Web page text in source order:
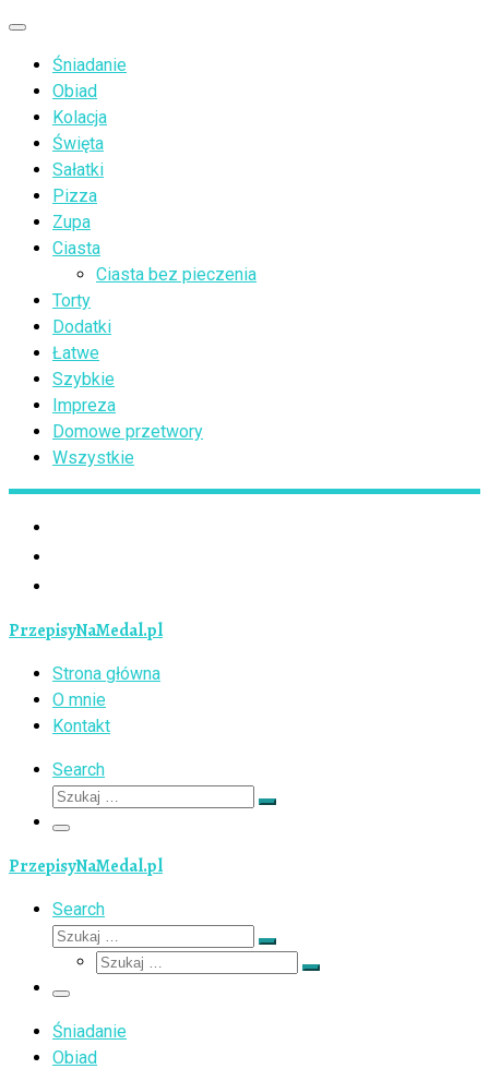
Przejdź
treści
Menu
Śniadanie
Obiad
Kolacja
Święta
Sałatki
Pizza
Zupa
Ciasta
Ciasta bez pieczenia
Torty
Dodatki
Łatwe
Szybkie
Impreza
Domowe przetwory
Wszystkie
PrzepisyNaMedal.pl
Strona główna
O mnie
Kontakt
Search
Szukaj
Szukaj
Menu
PrzepisyNaMedal.pl
Search
Szukaj
Szukaj
Szukaj
Szukaj
Menu
Śniadanie
Obiad